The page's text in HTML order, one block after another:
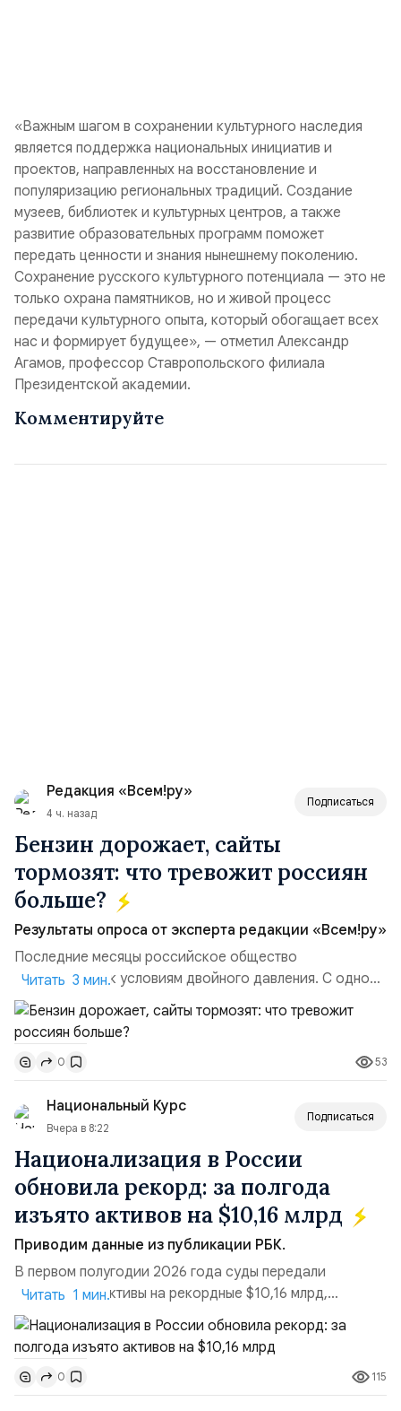
«Важным шагом в сохранении культурного наследия
является поддержка национальных инициатив и
проектов, направленных на восстановление и
популяризацию региональных традиций. Создание
музеев, библиотек и культурных центров, а также
развитие образовательных программ поможет
передать ценности и знания нынешнему поколению.
Сохранение русского культурного потенциала — это не
только охрана памятников, но и живой процесс
передачи культурного опыта, который обогащает всех
нас и формирует будущее», — отметил Александр
Агамов, профессор Ставропольского филиала
Президентской академии.
Комментируйте
Редакция «Всем!ру»
4 ч. назад
Подписаться
Бензин дорожает, сайты
тормозят: что тревожит россиян
больше?
Результаты опроса от эксперта редакции «Всем!ру»
Последние месяцы российское общество
адаптируется к условиям двойного давления. С одной
стороны, происходит рост цен на товары первой
необходимости, инфляция и локальные сбои в
поставках бензина. А с другой – технологическая
турбулентность: перебои в работе интернета,
блокировки сайтов, необходимость осваивать VPN и
российские платформы.Что из этого бье...
Читать 3 мин.
0 53
Национальный Курс
Вчера в 8:22
Подписаться
Национализация в России
обновила рекорд: за полгода
изъято активов на $10,16 млрд
Приводим данные из публикации РБК.
В первом полугодии 2026 года суды передали
государству активы на рекордные $10,16 млрд,
подсчитали аналитики AK&M. Это в 2,5 раза больше,
чем за аналогичный период 2025 года ($3,95 млрд).
Всего зафиксировано 15 национализационных
транзакций, которые обеспечили 42,2% денежного
объёма всего российского рынка слияний и
Читать 1 мин.
0 115